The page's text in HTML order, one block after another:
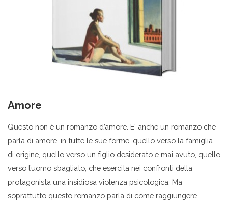
Amore
Questo non è un romanzo d’amore. E’ anche un romanzo che
parla di amore, in tutte le sue forme, quello verso la famiglia
di origine, quello verso un figlio desiderato e mai avuto, quello
verso l’uomo sbagliato, che esercita nei confronti della
protagonista una insidiosa violenza psicologica. Ma
soprattutto questo romanzo parla di come raggiungere